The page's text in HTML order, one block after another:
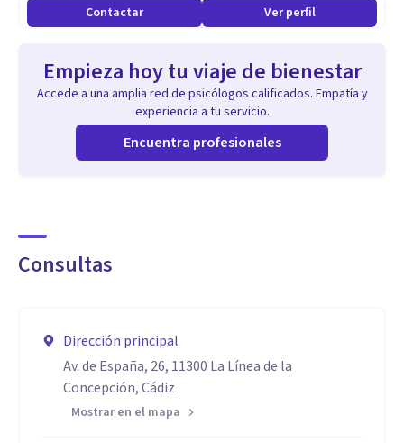
Contactar Ver perfil
Empieza hoy tu viaje de bienestar
Accede a una amplia red de psicólogos calificados. Empatía y
experiencia a tu servicio.
Encuentra profesionales
Consultas
Dirección principal
Av. de España, 26, 11300 La Línea de la
Concepción, Cádiz
Mostrar en el mapa